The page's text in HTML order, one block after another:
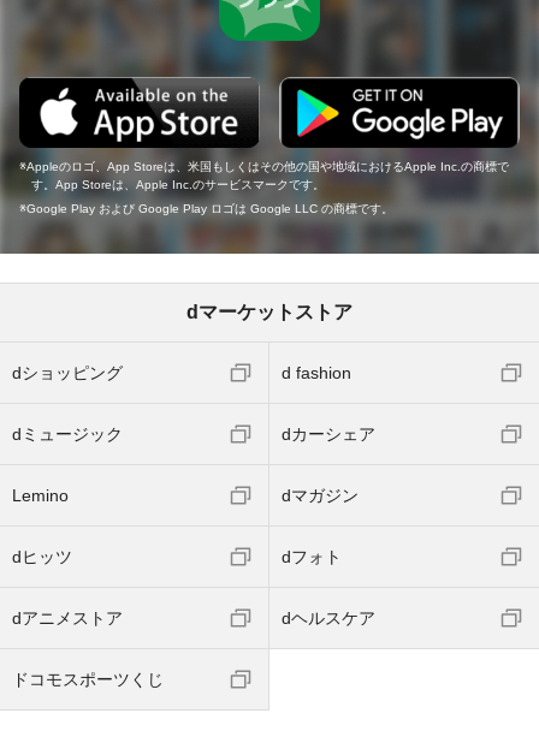
Appleのロゴ、App Storeは、米国もしくはその他の国や地域におけるApple Inc.の商標で
す。App Storeは、Apple Inc.のサービスマークです。
Google Play および Google Play ロゴは Google LLC の商標です。
dマーケットストア
dショッピング d fashion
dミュージック dカーシェア
Lemino dマガジン
dヒッツ dフォト
dアニメストア dヘルスケア
ドコモスポーツくじ